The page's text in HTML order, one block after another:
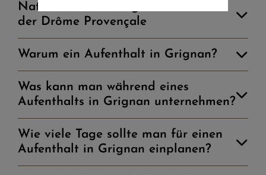
Natur- und Erholungsaufenthalt in
der Drôme Provençale
Warum ein Aufenthalt in Grignan?
Was kann man während eines
Aufenthalts in Grignan unternehmen?
Wie viele Tage sollte man für einen
Aufenthalt in Grignan einplanen?